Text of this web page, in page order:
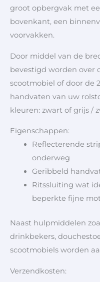
groot opbergvak met
bovenkant, een
voorvakken.
Door middel van de
bevestigd worden over
scootmobiel of door de
handvaten van uw
kleuren: zwart of grijs /
Eigenschappen:
Reflecterende
onderweg
Geribbeld
Ritssluiting wat
beperkte fijne
Naast hulpmiddelen
drinkbekers,
scootmobiels worden
Verzendkosten: